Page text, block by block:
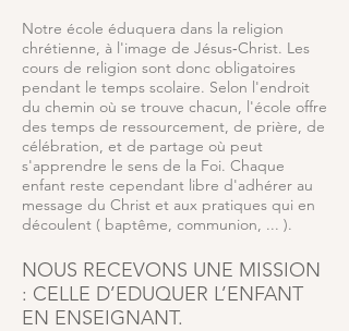
Notre école éduquera dans la religion
chrétienne, à l'image de Jésus‑Christ. Les
cours de religion sont donc obligatoires
pendant le temps scolaire. Selon l'endroit
du chemin où se trouve chacun, l'école offre
des temps de ressourcement, de prière, de
célébration, et de partage où peut
s'apprendre le sens de la Foi. Chaque
enfant reste cependant libre d'adhérer au
message du Christ et aux pratiques qui en
découlent ( baptême, communion, ... ).
NOUS RECEVONS UNE MISSION
: CELLE D’EDUQUER L’ENFANT
EN ENSEIGNANT.